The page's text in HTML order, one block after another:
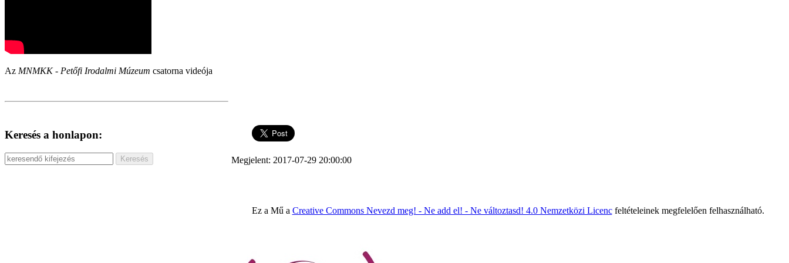
Az MNMKK - Petőfi Irodalmi Múzeum csatorna videója
Keresés a honlapon:
Megjelent: 2017-07-29 20:00:00
Ez a Mű a Creative Commons Nevezd meg! - Ne add el! - Ne változtasd! 4.0 Nemzetközi Licencfeltételeinek megfelelően felhasználható.